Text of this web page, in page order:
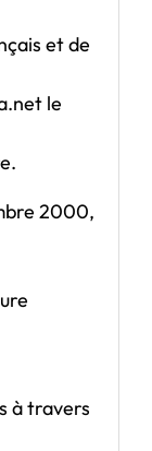
et de
le
2000,
à travers